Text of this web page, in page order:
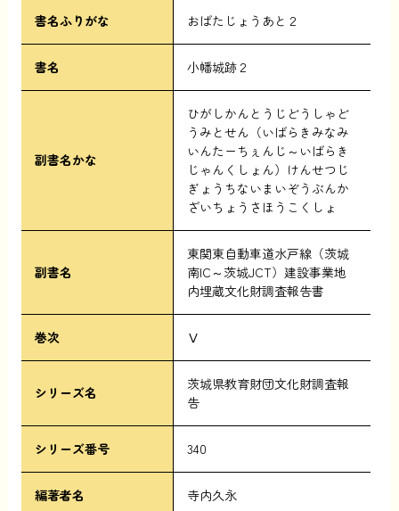
書名ふりがな おばたじょうあと２
書名 小幡城跡２
副書名かな
ひがしかんとうじどうしゃど
うみとせん（いばらきみなみ
いんたーちぇんじ～いばらき
じゃんくしょん）けんせつじ
ぎょうちないまいぞうぶんか
ざいちょうさほうこくしょ
副書名
東関東自動車道水戸線（茨城
南IC～茨城JCT）建設事業地
内埋蔵文化財調査報告書
巻次 Ⅴ
シリーズ名
茨城県教育財団文化財調査報
告
シリーズ番号 340
編著者名 寺内久永